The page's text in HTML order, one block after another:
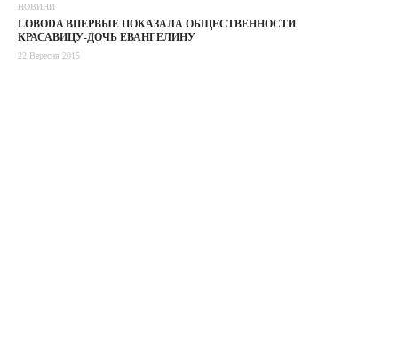
НОВИНИ
LOBODA ВПЕРВЫЕ ПОКАЗАЛА ОБЩЕСТВЕННОСТИ
КРАСАВИЦУ-ДОЧЬ ЕВАНГЕЛИНУ
22 Вересня 2015